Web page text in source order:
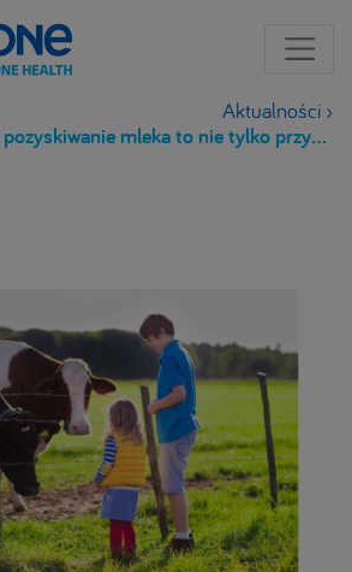
Aktualności ›
Zrównoważone pozyskiwanie mleka to nie tylko przyszłość, ale też konieczność